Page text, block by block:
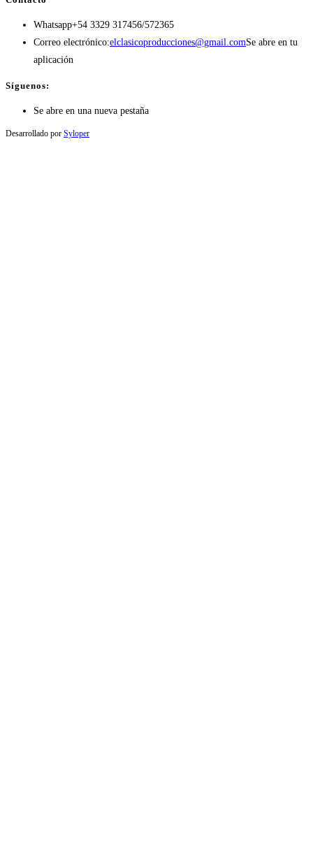
Whatsapp+54 3329 317456/572365
Correo electrónico:elclasicoproducciones@gmail.comSe abre en tu
aplicación
Síguenos:
Se abre en una nueva pestaña
Desarrollado por Syloper